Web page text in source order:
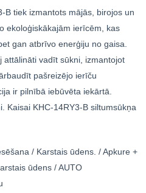
B tiek izmantots mājās, birojos un
ekoloģiskākajām ierīcēm, kas
gan atbrīvo enerģiju no gaisa.
attālināti vadīt sūkni, izmantojot
pašreizējo ierīču
ir pilnībā iebūvēta iekārtā.
Kaisai KHC-14RY3-B siltumsūkņa
/ Karstais ūdens. / Apkure +
ūdens / AUTO